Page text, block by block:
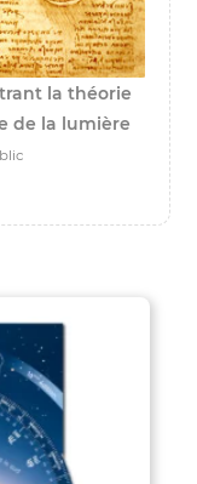
la théorie
de la lumière